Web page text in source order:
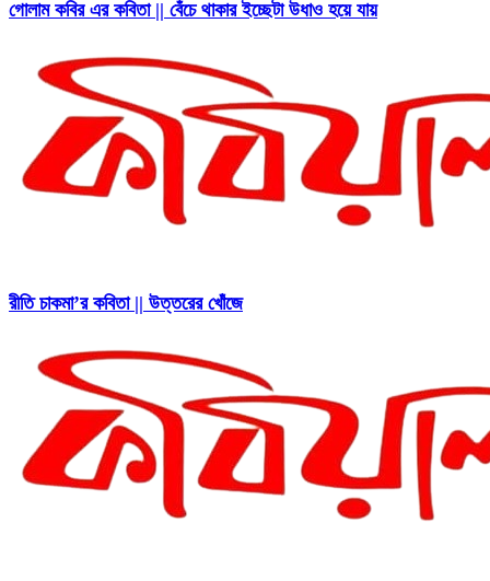
গোলাম কবির এর কবিতা || বেঁচে থাকার ইচ্ছেটা উধাও হয়ে যায়
রীতি চাকমা’র কবিতা || উত্তরের খোঁজে